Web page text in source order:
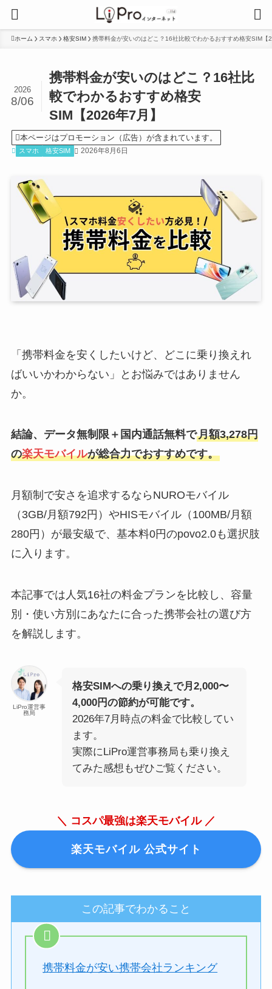
ホーム スマホ 格安SIM 携帯料金が安いのはどこ？16社比較でわかるおすすめ格安SIM【
携帯料金が安いのはどこ？16社比
較でわかるおすすめ格安
SIM【2026年7月】
2026
8/06
本ページはプロモーション（広告）が含まれています。
スマホ 格安SIM 2026年8月6日
「携帯料金を安くしたいけど、どこに乗り換えれ
ばいいかわからない」とお悩みではありません
か。
結論、データ無制限＋国内通話無料で月額3,278円
の楽天モバイルが総合力でおすすめです。
月額制で安さを追求するならNUROモバイル
（3GB/月額792円）やHISモバイル（100MB/月額
280円）が最安級で、基本料0円のpovo2.0も選択肢
に入ります。
本記事では人気16社の料金プランを比較し、容量
別・使い方別にあなたに合った携帯会社の選び方
を解説します。
LiPro運営事
務局
格安SIMへの乗り換えで月2,000〜
4,000円の節約が可能です。
2026年7月時点の料金で比較してい
ます。
実際にLiPro運営事務局も乗り換え
てみた感想もぜひご覧ください。
＼ コスパ最強は楽天モバイル ／
楽天モバイル 公式サイト
この記事でわかること
携帯料金が安い携帯会社ランキング